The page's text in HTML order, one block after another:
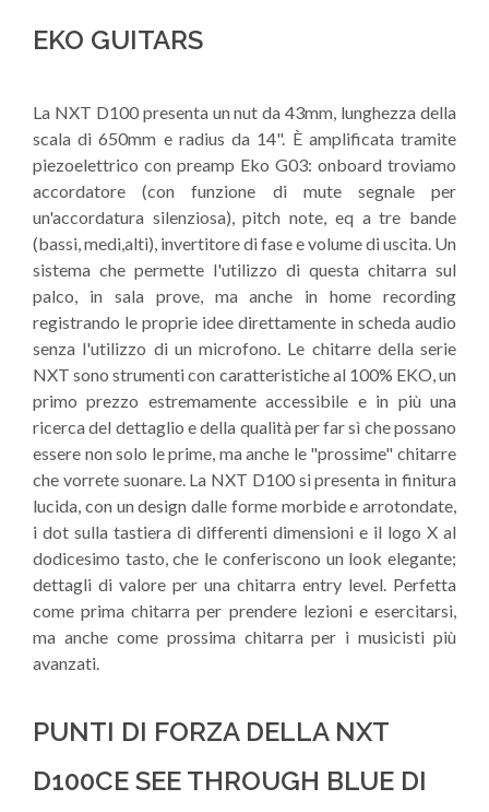
EKO GUITARS
La NXT D100 presenta un nut da 43mm, lunghezza della
scala di 650mm e radius da 14". È amplificata tramite
piezoelettrico con preamp Eko G03: onboard troviamo
accordatore (con funzione di mute segnale per
un'accordatura silenziosa), pitch note, eq a tre bande
(bassi, medi,alti), invertitore di fase e volume di uscita. Un
sistema che permette l'utilizzo di questa chitarra sul
palco, in sala prove, ma anche in home recording
registrando le proprie idee direttamente in scheda audio
senza l'utilizzo di un microfono. Le chitarre della serie
NXT sono strumenti con caratteristiche al 100% EKO, un
primo prezzo estremamente accessibile e in più una
ricerca del dettaglio e della qualità per far sì che possano
essere non solo le prime, ma anche le "prossime" chitarre
che vorrete suonare. La NXT D100 si presenta in finitura
lucida, con un design dalle forme morbide e arrotondate,
i dot sulla tastiera di differenti dimensioni e il logo X al
dodicesimo tasto, che le conferiscono un look elegante;
dettagli di valore per una chitarra entry level. Perfetta
come prima chitarra per prendere lezioni e esercitarsi,
ma anche come prossima chitarra per i musicisti più
avanzati.
PUNTI DI FORZA DELLA NXT
D100CE SEE THROUGH BLUE DI